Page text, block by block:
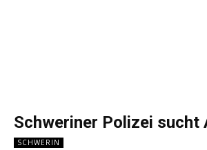
Schweriner Polizei sucht
SCHWERIN